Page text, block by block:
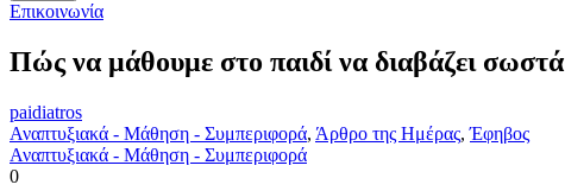
Επικοινωνία
Πώς να μάθουμε στο παιδί να διαβάζει σωστά
paidiatros
Αναπτυξιακά - Μάθηση - Συμπεριφορά, Άρθρο της Ημέρας, Έφηβος
Αναπτυξιακά - Μάθηση - Συμπεριφορά
0